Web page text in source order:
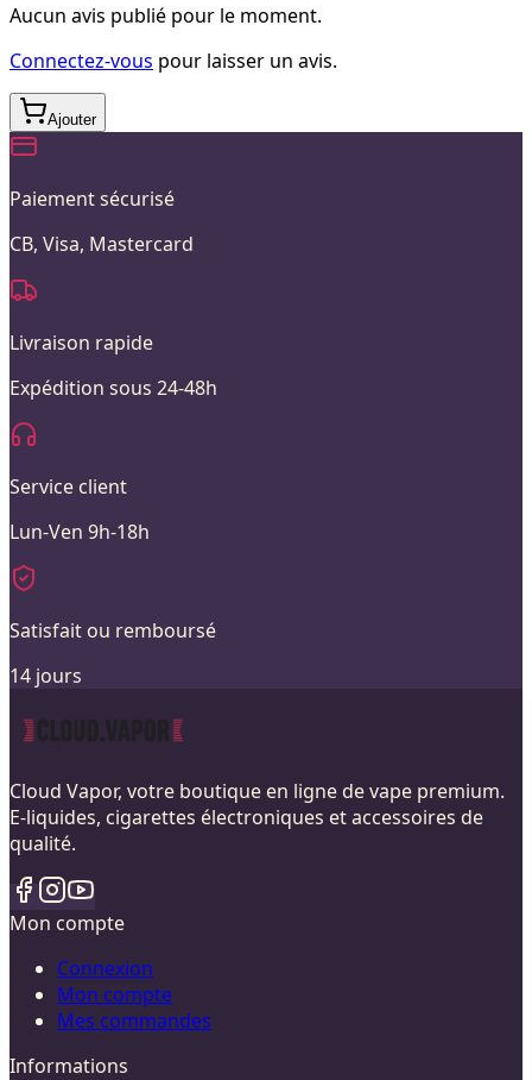
Aucun avis publié pour le moment.
Connectez-vous pour laisser un avis.
Ajouter
Paiement sécurisé
CB, Visa, Mastercard
Livraison rapide
Expédition sous 24-48h
Service client
Lun-Ven 9h-18h
Satisfait ou remboursé
14 jours
Cloud Vapor, votre boutique en ligne de vape premium.
E-liquides, cigarettes électroniques et accessoires de
qualité.
Mon compte
Connexion
Mon compte
Mes commandes
Informations